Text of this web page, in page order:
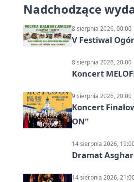
Nadchodzące
8 sierpnia 2026, 00:00
V Festiwal
8 sierpnia 2026, 20:00
Koncert
9 sierpnia 2026, 20:00
Koncert
ON”
14 sierpnia 2026,
Dramat
14 sierpnia 2026,